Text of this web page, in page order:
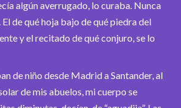
algún averrugado, lo curaba. Nunca
de qué hoja bajo de qué piedra del
y el recitado de qué conjuro, se lo
de niño desde Madrid a Santander, al
de mis abuelos, mi cuerpo se